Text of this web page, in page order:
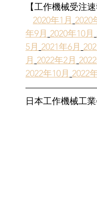
コストアプローチ 無形資
時価 固定
【工作機械受注
2020年1月 2020
年9月 2020年10月
5月 2021年6月
月 2022年2月
2022年10月 2022
日本工作機械工